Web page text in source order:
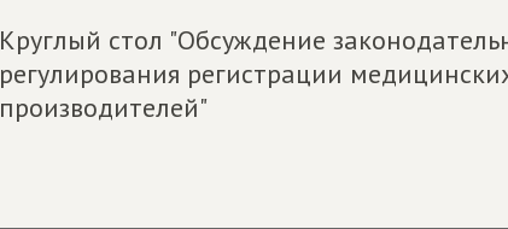
Круглый стол "Обсуждение
регулирования регистрации
производителей"